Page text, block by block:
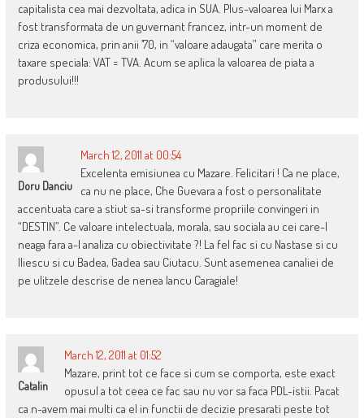
capitalista cea mai dezvoltata, adica in SUA. Plus-valoarea lui Marx a
fost transformata de un guvernant francez, intr-un moment de
criza economica, prin anii ’70, in “valoare adaugata” care merita o
taxare speciala: VAT = TVA. Acum se aplica la valoarea de piata a
produsului!!!
Doru Danciu
March 12, 2011 at 00:54
Excelenta emisiunea cu Mazare. Felicitari ! Ca ne place,
ca nu ne place, Che Guevara a fost o personalitate
accentuata care a stiut sa-si transforme propriile convingeri in
“DESTIN”. Ce valoare intelectuala, morala, sau sociala au cei care-l
neaga fara a-l analiza cu obiectivitate ?! La fel fac si cu Nastase si cu
Iliescu si cu Badea, Gadea sau Ciutacu. Sunt asemenea canaliei de
pe ulitzele descrise de nenea Iancu Caragiale!
Catalin
March 12, 2011 at 01:52
Mazare, print tot ce face si cum se comporta, este exact
opusul a tot ceea ce fac sau nu vor sa faca PDL-istii. Pacat
ca n-avem mai multi ca el in functii de decizie presarati peste tot